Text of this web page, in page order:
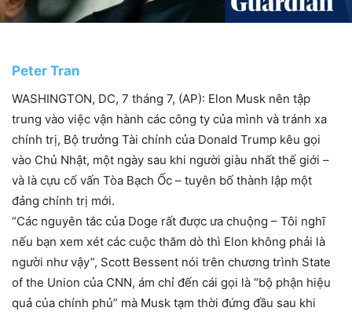
Peter Tran
WASHINGTON, DC, 7 tháng 7, (AP): Elon Musk nên tập
trung vào việc vận hành các công ty của mình và tránh xa
chính trị, Bộ trưởng Tài chính của Donald Trump kêu gọi
vào Chủ Nhật, một ngày sau khi người giàu nhất thế giới –
và là cựu cố vấn Tòa Bạch Ốc – tuyên bố thành lập một
đảng chính trị mới.
“Các nguyên tắc của Doge rất được ưa chuộng – Tôi nghĩ
nếu bạn xem xét các cuộc thăm dò thì Elon không phải là
người như vậy”, Scott Bessent nói trên chương trình State
of the Union của CNN, ám chỉ đến cái gọi là “bộ phận hiệu
quả của chính phủ” mà Musk tạm thời đứng đầu sau khi